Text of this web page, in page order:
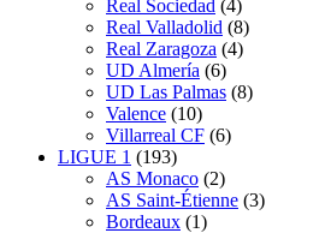
Real Sociedad (4)
Real Valladolid (8)
Real Zaragoza (4)
UD Almería (6)
UD Las Palmas (8)
Valence (10)
Villarreal CF (6)
LIGUE 1 (193)
AS Monaco (2)
AS Saint-Étienne (3)
Bordeaux (1)